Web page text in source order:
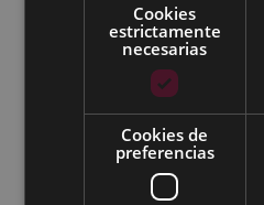
Todas las redes
Eibarko Udala - Untzaga
Tfnoa.: 943 70 84 00 /
IFZ: P2003100A |
Cookies
estrictamente
necesarias
Cookies de
preferencias